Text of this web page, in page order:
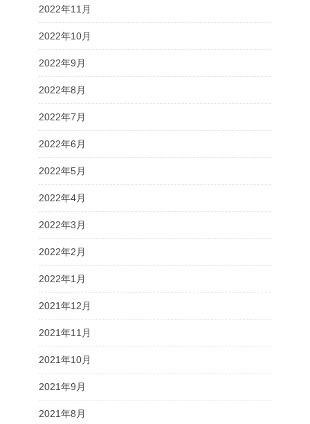
2022年11月
2022年10月
2022年9月
2022年8月
2022年7月
2022年6月
2022年5月
2022年4月
2022年3月
2022年2月
2022年1月
2021年12月
2021年11月
2021年10月
2021年9月
2021年8月